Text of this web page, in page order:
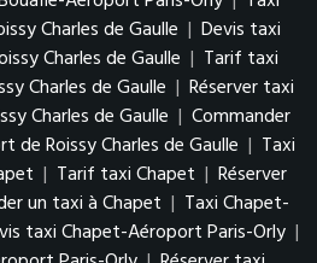
Charles de Gaulle | Devis taxi
Charles de Gaulle | Tarif taxi
Charles de Gaulle | Réserver taxi
Charles de Gaulle | Commander
de Roissy Charles de Gaulle | Taxi
| Tarif taxi Chapet | Réserver
un taxi à Chapet | Taxi Chapet-
taxi Chapet-Aéroport Paris-Orly |